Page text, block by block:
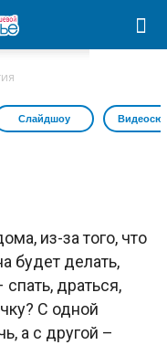
Слайдшоу
из-за того, что
будет делать,
драться,
С одной
а с другой –